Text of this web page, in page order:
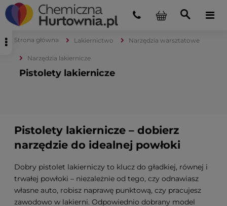
Strona główna Lakiernictwo Narzędzia warsztatowe
Narzędzia lakiernicze
Pistolety lakiernicze
Pistolety lakiernicze – dobierz
narzędzie do idealnej powłoki
Dobry pistolet lakierniczy to klucz do gładkiej, równej i
trwałej powłoki – niezależnie od tego, czy odnawiasz
własne auto, robisz naprawę punktową, czy pracujesz
zawodowo w lakierni. Odpowiednio dobrany model